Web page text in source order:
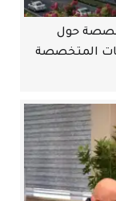
حول
المتخصصة